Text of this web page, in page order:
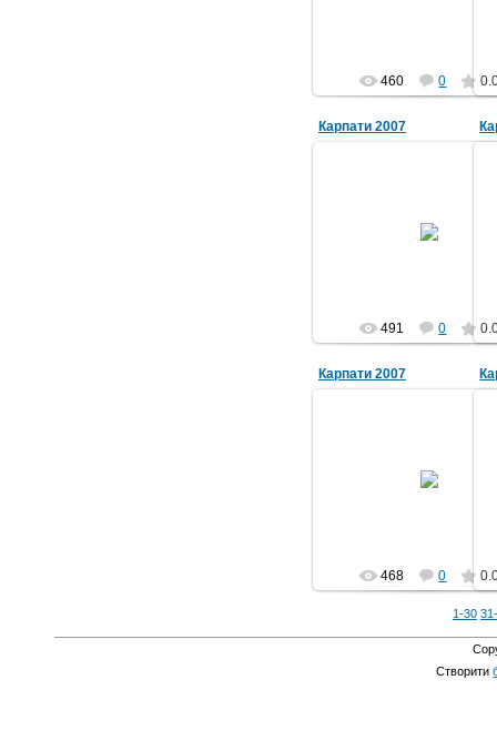
460 0
Карпати 2007
491 0
Карпати 2007
468 0
1-30
Створити